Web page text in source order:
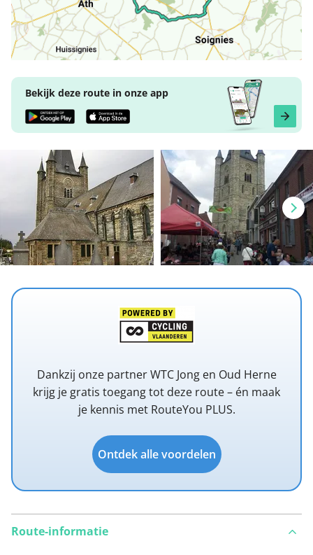
Bekijk deze route in onze app
Dankzij onze partner WTC Jong en Oud Herne
krijg je gratis toegang tot deze route – én maak
je kennis met RouteYou PLUS.
Ontdek alle voordelen
Route-informatie